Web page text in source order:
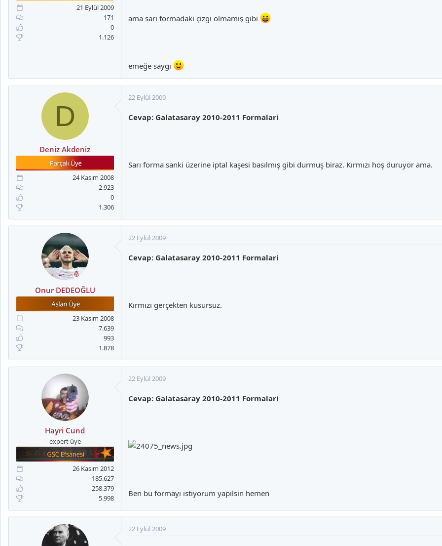
21 Eylül 2009
171
0
1.126
ama sarı formadaki çizgi olmamış gibi
emeğe saygı
D
Deniz Akdeniz
24 Kasım 2008
2.923
0
1.306
22 Eylül 2009
Cevap: Galatasaray 2010-2011 Formalari
Sarı forma sanki üzerine iptal kaşesi basılmış gibi durmuş biraz. Kırmızı hoş duruyor ama.
Onur DEDEOĞLU
23 Kasım 2008
7.639
993
1.878
22 Eylül 2009
Cevap: Galatasaray 2010-2011 Formalari
Kırmızı gerçekten kusursuz.
Hayri Cund
expert üye
26 Kasım 2012
185.627
258.379
5.998
22 Eylül 2009
Cevap: Galatasaray 2010-2011 Formalari
Ben bu formayi istiyorum yapilsin hemen
22 Eylül 2009